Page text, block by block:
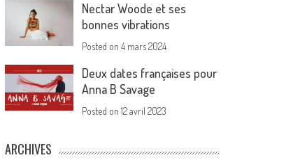
Nectar Woode et ses
bonnes vibrations
Posted on4 mars 2024
Deux dates françaises pour
Anna B Savage
Posted on12 avril 2023
ARCHIVES